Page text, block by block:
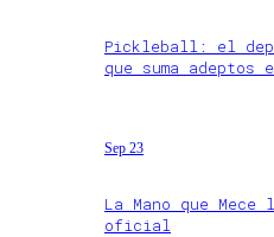
Pickleball: el
que suma
Sep 23
La Mano que
oficial